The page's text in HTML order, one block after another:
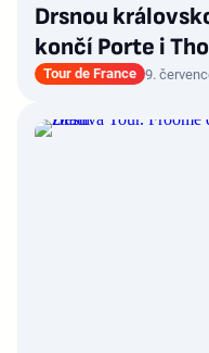
Drsnou
končí Porte i
Tour de France 9.